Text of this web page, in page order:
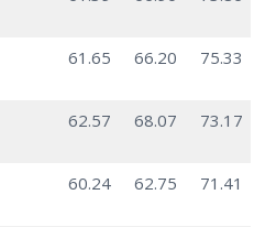
61.65 66.20 75.33
62.57 68.07 73.17
60.24 62.75 71.41